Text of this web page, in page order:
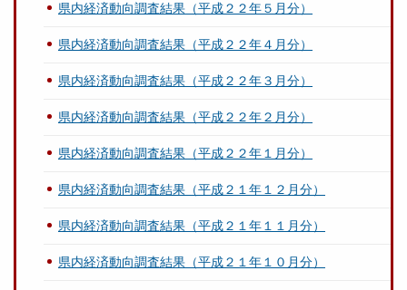
県内経済動向調査結果（平成２２年５月分）
県内経済動向調査結果（平成２２年４月分）
県内経済動向調査結果（平成２２年３月分）
県内経済動向調査結果（平成２２年２月分）
県内経済動向調査結果（平成２２年１月分）
県内経済動向調査結果（平成２１年１２月分）
県内経済動向調査結果（平成２１年１１月分）
県内経済動向調査結果（平成２１年１０月分）